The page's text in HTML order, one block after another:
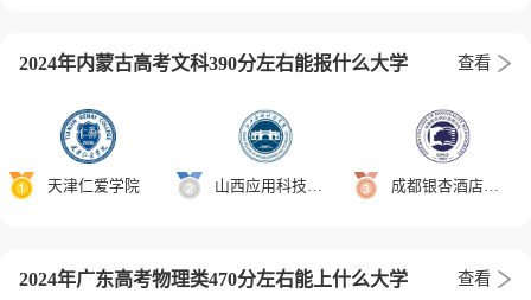
2024年内蒙古高考文科390分左右能报什么大学 查看
天津仁爱学院 山西应用科技学院 成都银杏酒店管理学院
2024年广东高考物理类470分左右能上什么大学 查看